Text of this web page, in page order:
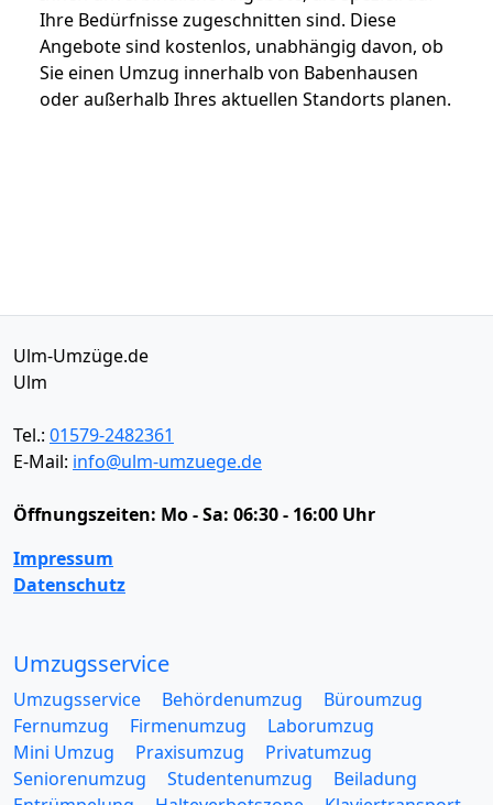
Ihre Bedürfnisse zugeschnitten sind. Diese
Angebote sind kostenlos, unabhängig davon, ob
Sie einen Umzug innerhalb von Babenhausen
oder außerhalb Ihres aktuellen Standorts planen.
Ulm-Umzüge.de
Ulm
Tel.: 01579-2482361
E-Mail: info@ulm-umzuege.de
Öffnungszeiten: Mo - Sa: 06:30 - 16:00 Uhr
Impressum
Datenschutz
Umzugsservice
Umzugsservice Behördenumzug
Büroumzug
Fernumzug
Firmenumzug
Laborumzug
Mini Umzug
Praxisumzug
Privatumzug
Seniorenumzug
Studentenumzug
Beiladung